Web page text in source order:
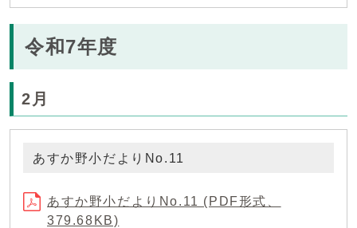
令和7年度
2月
あすか野小だよりNo.11
あすか野小だよりNo.11 (PDF形式、
379.68KB)